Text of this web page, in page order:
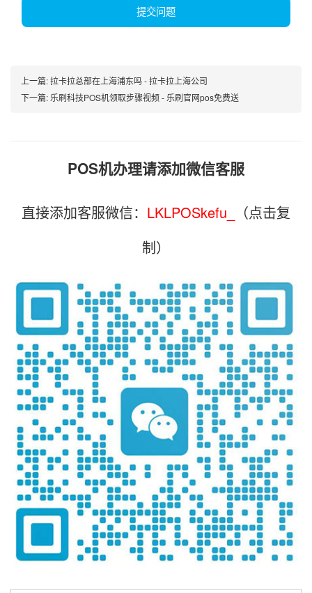
提交问题
上一篇:拉卡拉总部在上海浦东吗 - 拉卡拉上海公司
下一篇: 乐刷科技POS机领取步骤视频 - 乐刷官网pos免费送
POS机办理请添加微信客服
直接添加客服微信： LKLPOSkefu_
（点击复
制）